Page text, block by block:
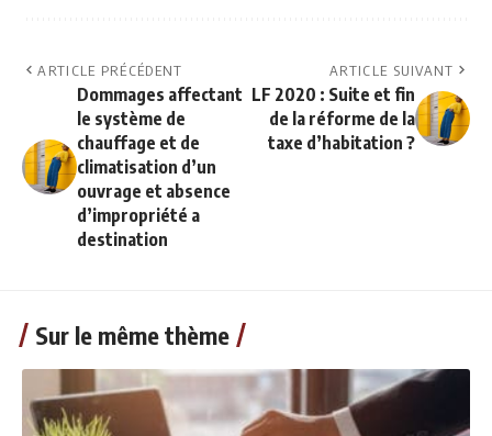
ARTICLE PRÉCÉDENT
Dommages affectant
le système de
chauffage et de
climatisation d’un
ouvrage et absence
d’impropriété a
destination
ARTICLE SUIVANT
LF 2020 : Suite et fin
de la réforme de la
taxe d’habitation ?
Sur le même thème